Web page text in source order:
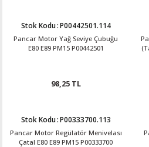
Stok Kodu:P00442501.114
Pancar Motor Yağ Seviye Çubuğu
E80 E89 PM15 P00442501
98,25 TL
Stok Kodu:P00333700.113
Pancar Motor Regülatör Menivelası
Çatal E80 E89 PM15 P00333700